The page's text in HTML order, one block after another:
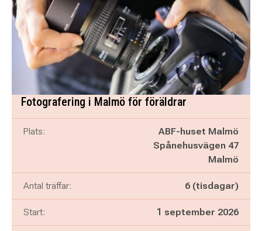
Fotografering i Malmö för föräldrar
Plats:
ABF-huset Malmö
Spånehusvägen 47
Malmö
Antal träffar: 6 (tisdagar)
Start: 1 september 2026